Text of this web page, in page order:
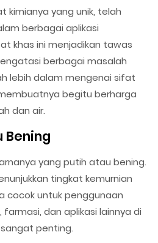
kimianya yang unik, telah
berbagai aplikasi
khas ini menjadikan tawas
berbagai masalah
lebih dalam mengenai sifat
begitu berharga
dan air.
Bening
yang putih atau bening.
tingkat kemurnian
cocok untuk penggunaan
dan aplikasi lainnya di
penting.